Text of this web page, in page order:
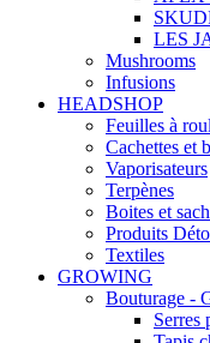
LES
Mushrooms
Infusions
HEADSHOP
Feuilles à
Cachettes et
Vaporisateurs
Terpènes
Boites et
Produits
Textiles
GROWING
Bouturage -
Serres